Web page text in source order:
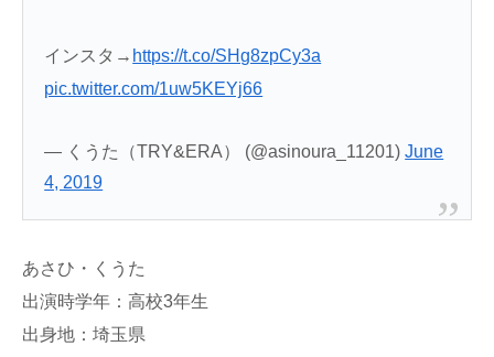
インスタ→ https://t.co/SHg8zpCy3a
pic.twitter.com/1uw5KEYj66
— くうた（TRY&ERA） (@asinoura_11201)June
4, 2019
あさひ・くうた
出演時学年：高校3年生
出身地：埼玉県